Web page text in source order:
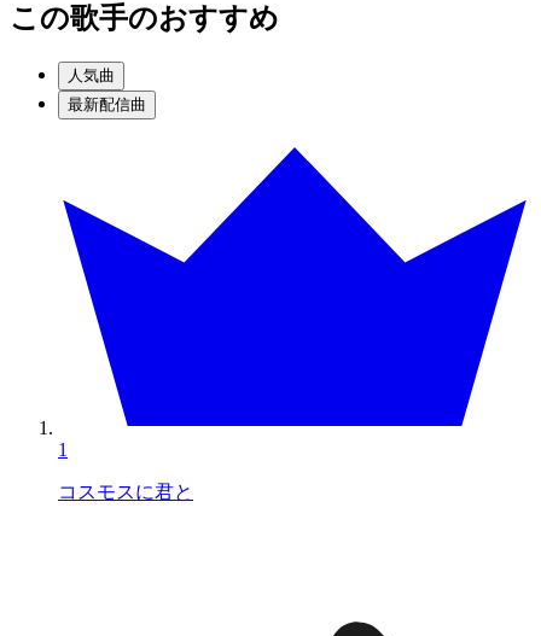
この歌手のおすすめ
人気曲
最新配信曲
1
コスモスに君と